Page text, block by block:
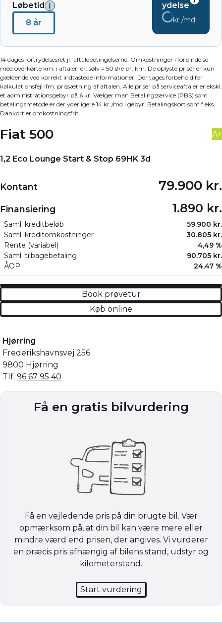
Løbetid
8 år
ydelse
kr./md.
14 dages fortrydelsesret jf. aftalebetingelserne. Omkostninger i forbindelse
med overkørte km. i aftalen er: sølv = 50 øre pr. km. De oplyste priser er kun
gældende ved korrekt indtastede informationer. Der tages forbehold for
kalkulationsfejl ifm. prissætning af aftalen. Alle priser på serviceaftaler er ekskl.
et administrationsgebyr på 6 kr. Vælger man Betalingsservice (PBS) som
betalingsmetode er der yderligere 14 kr./md i gebyr. Betalingskort som f.eks.
Dankort er omkostningsfrit.
Fiat 500
1,2 Eco Lounge Start & Stop 69HK 3d
A+
Kontant 79.900 kr.
Finansiering 1.890 kr.
Saml. kreditbeløb
59.900 kr.
Saml. kreditomkostninger
30.805 kr.
Rente (variabel)
4,49 %
Saml. tilbagebetaling
90.705 kr.
ÅOP
24,47 %
Book prøvetur
Køb online
Hjørring
Frederikshavnsvej 256
9800 Hjørring
Tlf.96 67 95 40
Få en gratis bilvurdering
Få en vejledende pris på din brugte bil. Vær
opmærksom på, at din bil kan være mere eller
mindre værd end prisen, der angives. Vi vurderer
en præcis pris afhængig af bilens stand, udstyr og
kilometerstand.
Start vurdering